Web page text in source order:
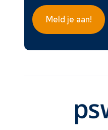
met
je
kunnen
Meld je aan!